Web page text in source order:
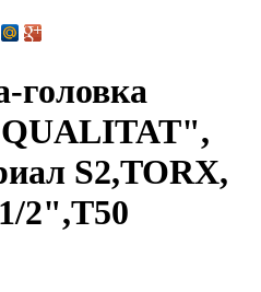
головка
S2,TORX,
2",Т50